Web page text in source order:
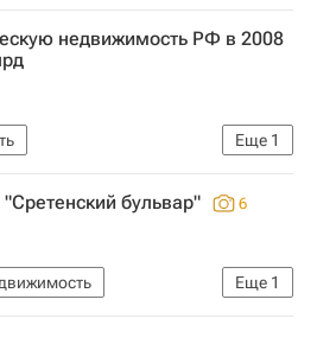
недвижимость РФ в 2008
Еще 1
бульвар" 6
Еще 1